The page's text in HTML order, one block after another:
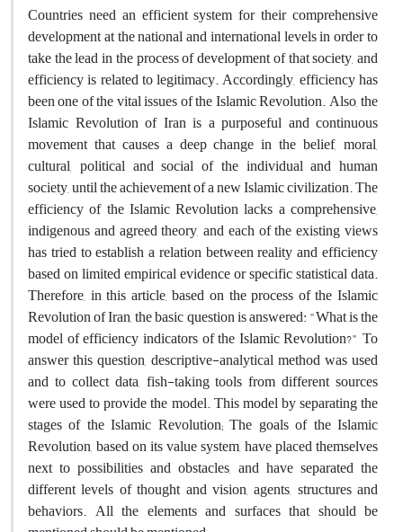
Countries need an efficient system for their comprehensive
development at the national and international levels in order to
take the lead in the process of development of that society, and
efficiency is related to legitimacy. Accordingly, efficiency has
been one of the vital issues of the Islamic Revolution. Also, the
Islamic Revolution of Iran is a purposeful and continuous
movement that causes a deep change in the belief, moral,
cultural, political and social of the individual and human
society, until the achievement of a new Islamic civilization. The
efficiency of the Islamic Revolution lacks a comprehensive,
indigenous and agreed theory, and each of the existing views
has tried to establish a relation between reality and efficiency
based on limited empirical evidence or specific statistical data.
Therefore, in this article, based on the process of the Islamic
Revolution of Iran, the basic question is answered: "What is the
model of efficiency indicators of the Islamic Revolution?" To
answer this question, descriptive-analytical method was used
and to collect data, fish-taking tools from different sources
were used to provide the model. This model by separating the
stages of the Islamic Revolution; The goals of the Islamic
Revolution, based on its value system, have placed themselves
next to possibilities and obstacles, and have separated the
different levels of thought and vision, agents, structures and
behaviors. All the elements and surfaces that should be